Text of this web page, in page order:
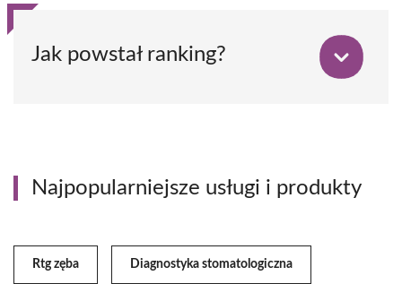
Jak powstał ranking?
Najpopularniejsze usługi i produkty
Rtg zęba Diagnostyka stomatologiczna